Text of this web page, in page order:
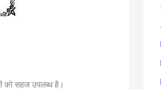
को सहज उपलब्ध है।